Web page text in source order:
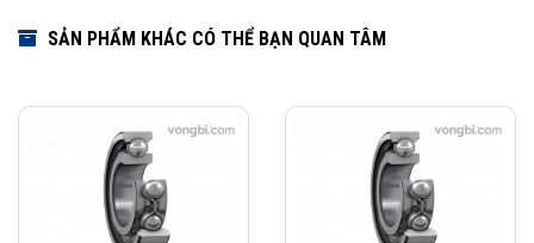
Sử dụng vật liệu mới
Phớt che chắn thế hệ mới
Lợi ích của những cải tiến đối với vòng bi cầu SKF Explorer
Vòng bi làm việc êm hơn
Ít rung động hơn
SẢN PHẨM KHÁC CÓ THỂ BẠN QUAN TÂM